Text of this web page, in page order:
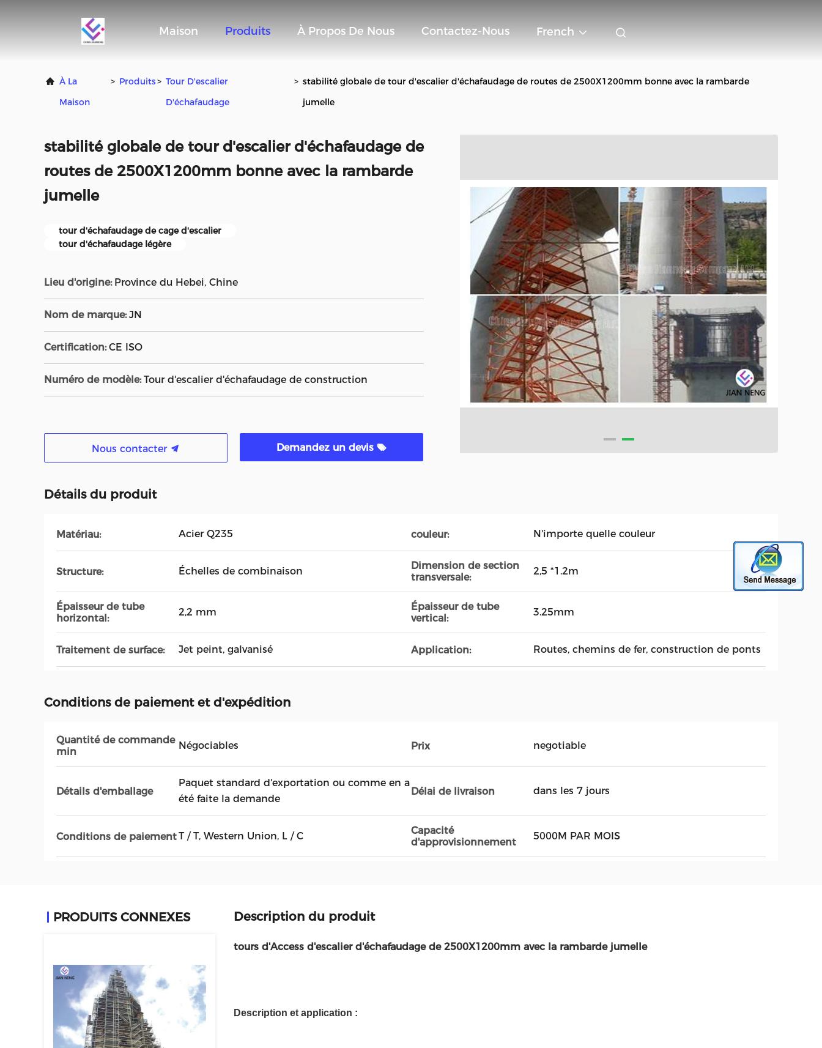
Maison Produits À Propos De Nous Contactez-Nous French
À La
Maison
> Produits> Tour D'escalier
D'échafaudage
> stabilité globale de tour d'escalier d'échafaudage de routes de 2500X1200mm bonne avec la rambarde
jumelle
stabilité globale de tour d'escalier d'échafaudage de
routes de 2500X1200mm bonne avec la rambarde
jumelle
tour d'échafaudage de cage d'escalier
tour d'échafaudage légère
Lieu d'origine: Province du Hebei, Chine
Nom de marque: JN
Certification: CE ISO
Numéro de modèle: Tour d'escalier d'échafaudage de construction
Nous contacter Demandez un devis
Détails du produit
Matériau: Acier Q235 couleur: N'importe quelle couleur
Structure: Échelles de combinaison
Dimension de section
transversale:
2,5 *1.2m
Épaisseur de tube
horizontal:
2,2 mm
Épaisseur de tube
vertical:
3.25mm
Traitement de surface: Jet peint, galvanisé Application: Routes, chemins de fer, construction de ponts
Conditions de paiement et d'expédition
Quantité de commande
min
Négociables Prix negotiable
Détails d'emballage
Paquet standard d'exportation ou comme en a
été faite la demande
Délai de livraison dans les 7 jours
Conditions de paiementT / T, Western Union, L / C
Capacité
d'approvisionnement
5000M PAR MOIS
PRODUITS CONNEXES Description du produit
tours d'Access d'escalier d'échafaudage de 2500X1200mm avec la rambarde jumelle
Description et application :